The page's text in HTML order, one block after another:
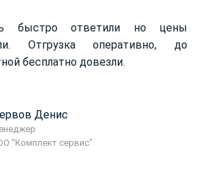
быстро ответили но цены
Отгрузка оперативно, до
бесплатно довезли.
Денис
"Комплект сервис"